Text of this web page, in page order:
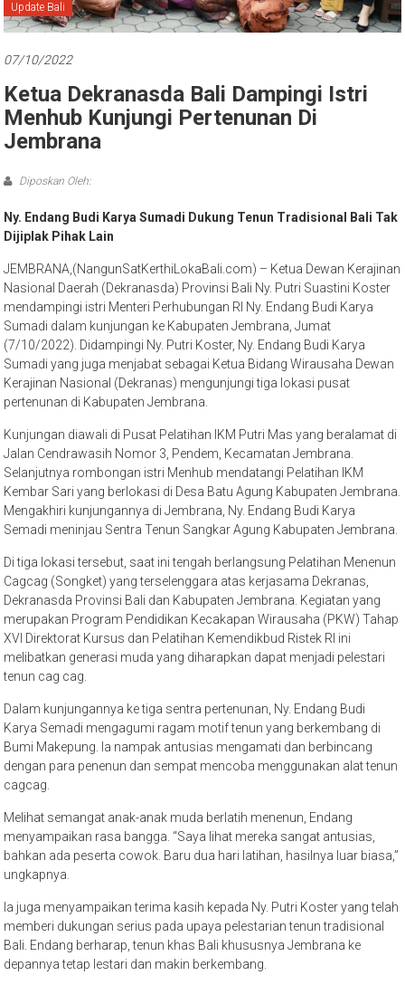
Bali
Update Bali
07/10/2022
Ketua Dekranasda Bali Dampingi Istri
Menhub Kunjungi Pertenunan Di
Jembrana
Diposkan Oleh:
Ny. Endang Budi Karya Sumadi Dukung Tenun Tradisional Bali Tak
Dijiplak Pihak Lain
JEMBRANA,(NangunSatKerthiLokaBali.com) – Ketua Dewan Kerajinan
Nasional Daerah (Dekranasda) Provinsi Bali Ny. Putri Suastini Koster
mendampingi istri Menteri Perhubungan RI Ny. Endang Budi Karya
Sumadi dalam kunjungan ke Kabupaten Jembrana, Jumat
(7/10/2022). Didampingi Ny. Putri Koster, Ny. Endang Budi Karya
Sumadi yang juga menjabat sebagai Ketua Bidang Wirausaha Dewan
Kerajinan Nasional (Dekranas) mengunjungi tiga lokasi pusat
pertenunan di Kabupaten Jembrana.
Kunjungan diawali di Pusat Pelatihan IKM Putri Mas yang beralamat di
Jalan Cendrawasih Nomor 3, Pendem, Kecamatan Jembrana.
Selanjutnya rombongan istri Menhub mendatangi Pelatihan IKM
Kembar Sari yang berlokasi di Desa Batu Agung Kabupaten Jembrana.
Mengakhiri kunjungannya di Jembrana, Ny. Endang Budi Karya
Semadi meninjau Sentra Tenun Sangkar Agung Kabupaten Jembrana.
Di tiga lokasi tersebut, saat ini tengah berlangsung Pelatihan Menenun
Cagcag (Songket) yang terselenggara atas kerjasama Dekranas,
Dekranasda Provinsi Bali dan Kabupaten Jembrana. Kegiatan yang
merupakan Program Pendidikan Kecakapan Wirausaha (PKW) Tahap
XVI Direktorat Kursus dan Pelatihan Kemendikbud Ristek RI ini
melibatkan generasi muda yang diharapkan dapat menjadi pelestari
tenun cag cag.
Dalam kunjungannya ke tiga sentra pertenunan, Ny. Endang Budi
Karya Semadi mengagumi ragam motif tenun yang berkembang di
Bumi Makepung. Ia nampak antusias mengamati dan berbincang
dengan para penenun dan sempat mencoba menggunakan alat tenun
cagcag.
Melihat semangat anak-anak muda berlatih menenun, Endang
menyampaikan rasa bangga. “Saya lihat mereka sangat antusias,
bahkan ada peserta cowok. Baru dua hari latihan, hasilnya luar biasa,”
ungkapnya.
Ia juga menyampaikan terima kasih kepada Ny. Putri Koster yang telah
memberi dukungan serius pada upaya pelestarian tenun tradisional
Bali. Endang berharap, tenun khas Bali khususnya Jembrana ke
depannya tetap lestari dan makin berkembang.